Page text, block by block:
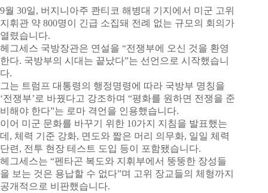
9월 30일, 버지니아주 콴티코 해병대 기지에서 미군 고위
지휘관 약 800명이 긴급 소집돼 전례 없는 규모의 회의가
열렸습니다.
헤그세스 국방장관은 연설을 “전쟁부에 오신 것을 환영
한다. 국방부의 시대는 끝났다”는 선언으로 시작했습니
다.
그는 트럼프 대통령의 행정명령에 따라 국방부 명칭을
‘전쟁부’로 바꿨다고 강조하며 “평화를 원하면 전쟁을 준
비해야 한다”는 로마 격언을 인용했습니다.
이어 미군 문화를 바꾸기 위한 10가지 지침을 발표했는
데, 체력 기준 강화, 면도와 짧은 머리 의무화, 일일 체력
단련, 전투 현장 테스트 도입 등이 포함됐습니다.
헤그세스는 “펜타곤 복도와 지휘부에서 뚱뚱한 장성들
을 보는 것은 용납할 수 없다”며 고위 장교들의 체형까지
공개적으로 비판했습니다.